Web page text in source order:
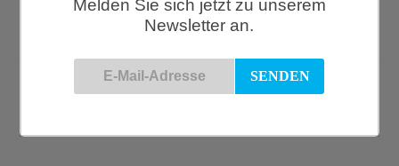
Hay, Garderobe Loop Stand
Hay, Garderobe Loop Stand
Melden Sie sich jetzt zu unserem
Newsletter an.